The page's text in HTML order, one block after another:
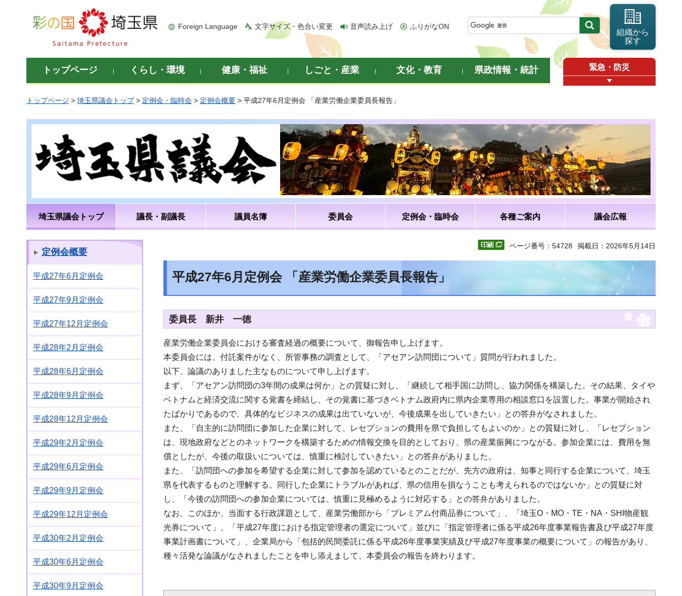
彩の国 埼玉県
Foreign Language 文字サイズ・色合い変更 音声読み上げ ふりがなON
組織から
探す
トップページ くらし・環境 健康・福祉 しごと・産業 文化・教育 県政情報・統計 緊急・防災
トップページ > 埼玉県議会トップ> 定例会・臨時会 > 定例会概要 > 平成27年6月定例会 「産業労働企業委員長報告」
埼玉県議会トップ 議長・副議長 議員名簿 委員会 定例会・臨時会 各種ご案内 議会広報
定例会概要
平成27年6月定例会
平成27年9月定例会
平成27年12月定例会
平成28年2月定例会
平成28年6月定例会
平成28年9月定例会
平成28年12月定例会
平成29年2月定例会
平成29年6月定例会
平成29年9月定例会
平成29年12月定例会
平成30年2月定例会
平成30年6月定例会
平成30年9月定例会
ページ番号：54728 掲載日：2026年5月14日
平成27年6月定例会 「産業労働企業委員長報告」
委員長 新井 一徳
産業労働企業委員会における審査経過の概要について、御報告申し上げます。
本委員会には、付託案件がなく、所管事務の調査として、「アセアン訪問団について」質問が行われました。
以下、論議のありました主なものについて申し上げます。
まず、「アセアン訪問団の3年間の成果は何か」との質疑に対し、「継続して相手国に訪問し、協力関係を構築した。その結果、タイや
ベトナムと経済交流に関する覚書を締結し、その覚書に基づきベトナム政府内に県内企業専用の相談窓口を設置した。事業が開始され
たばかりであるので、具体的なビジネスの成果は出ていないが、今後成果を出していきたい」との答弁がなされました。
また、「自主的に訪問団に参加した企業に対して、レセプションの費用を県で負担してもよいのか」との質疑に対し、「レセプション
は、現地政府などとのネットワークを構築するための情報交換を目的としており、県の産業振興につながる。参加企業には、費用を無
償としたが、今後の取扱いについては、慎重に検討していきたい」との答弁がありました。
また、「訪問団への参加を希望する企業に対して参加を認めているとのことだが、先方の政府は、知事と同行する企業について、埼玉
県を代表するものと理解する。同行した企業にトラブルがあれば、県の信用を損なうことも考えられるのではないか」との質疑に対
し、「今後の訪問団への参加企業については、慎重に見極めるように対応する」との答弁がありました。
なお、このほか、当面する行政課題として、産業労働部から「プレミアム付商品券について」、「埼玉O・MO・TE・NA・SHI物産観
光券について」、「平成27年度における指定管理者の選定について」並びに「指定管理者に係る平成26年度事業報告書及び平成27年度
事業計画書について」、企業局から「包括的民間委託に係る平成26年度事業実績及び平成27年度事業の概要について」の報告があり、
種々活発な論議がなされましたことを申し添えまして、本委員会の報告を終わります。